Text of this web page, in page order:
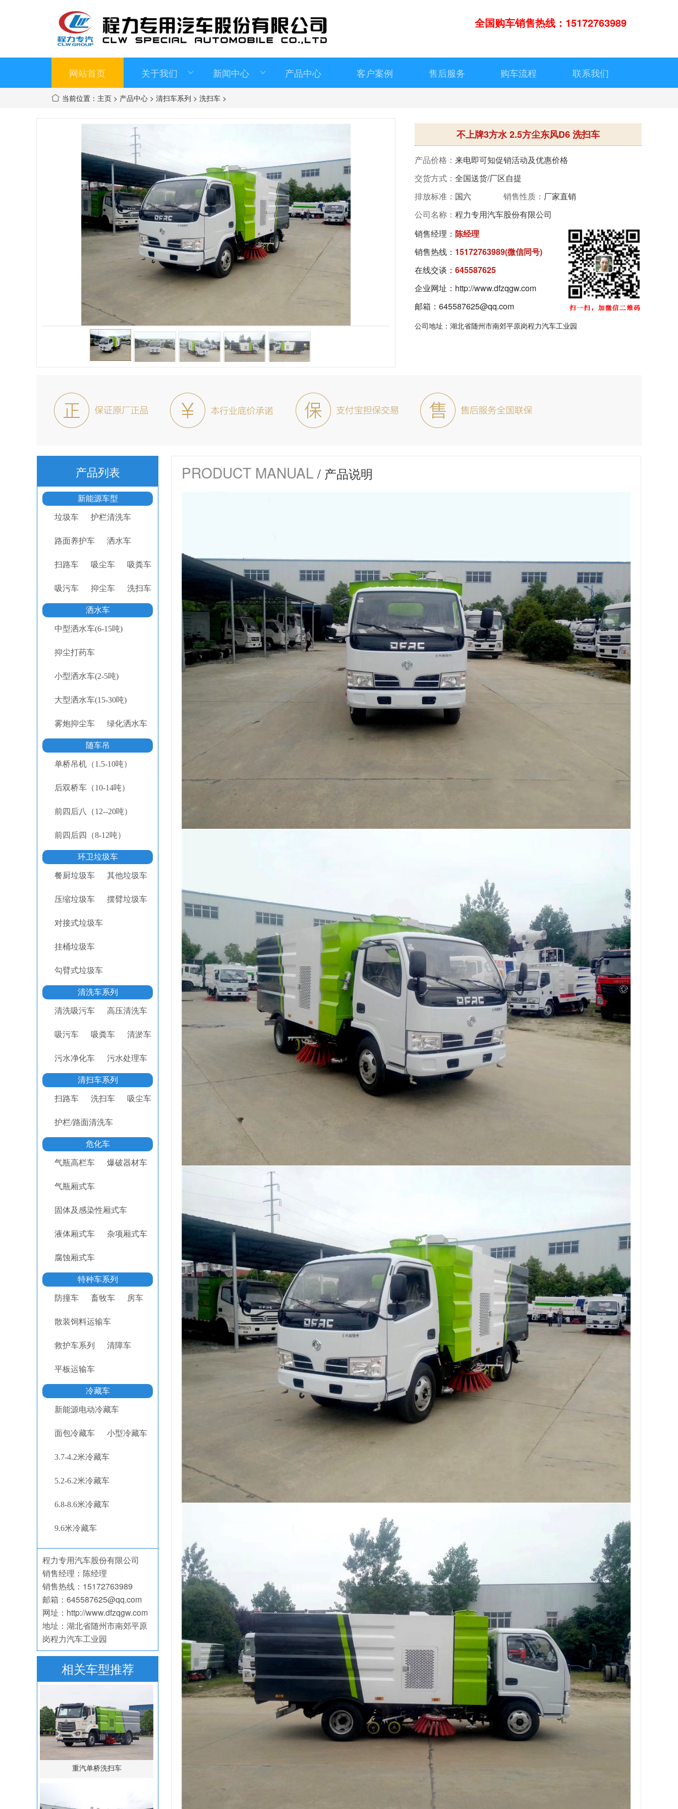
全国购车销售热线：15172763989
网站首页 关于我们 新闻中心 产品中心 客户案例 售后服务 购车流程 联系我们
当前位置： 主页 > 产品中心 > 清扫车系列 > 洗扫车 >
不上牌3方水 2.5方尘东风D6 洗扫车
产品价格： 来电即可知促销活动及优惠价格
交货方式： 全国送货/厂区自提
排放标准： 国六 销售性质： 厂家直销
公司名称： 程力专用汽车股份有限公司
销售经理： 陈经理
销售热线： 15172763989(微信同号)
在线交谈： 645587625
企业网址：http://www.dfzqgw.com
邮箱：645587625@qq.com
公司地址：湖北省随州市南郊平原岗程力汽车工业园
产品列表
新能源车型
垃圾车 护栏清洗车
路面养护车 洒水车
扫路车 吸尘车 吸粪车
吸污车 抑尘车 洗扫车
洒水车
中型洒水车(6-15吨)
抑尘打药车
小型洒水车(2-5吨)
大型洒水车(15-30吨)
雾炮抑尘车 绿化洒水车
随车吊
单桥吊机（1.5-10吨）
后双桥车（10-14吨）
前四后八（12--20吨）
前四后四（8-12吨）
环卫垃圾车
餐厨垃圾车 其他垃圾车
压缩垃圾车 摆臂垃圾车
对接式垃圾车
挂桶垃圾车
勾臂式垃圾车
清洗车系列
清洗吸污车 高压清洗车
吸污车 吸粪车 清淤车
污水净化车 污水处理车
清扫车系列
扫路车 洗扫车 吸尘车
护栏/路面清洗车
危化车
气瓶高栏车 爆破器材车
气瓶厢式车
固体及感染性厢式车
液体厢式车 杂项厢式车
腐蚀厢式车
特种车系列
防撞车 畜牧车 房车
散装饲料运输车
救护车系列 清障车
平板运输车
冷藏车
新能源电动冷藏车
面包冷藏车 小型冷藏车
3.7-4.2米冷藏车
5.2-6.2米冷藏车
6.8-8.6米冷藏车
9.6米冷藏车
联系方式
程力专用汽车股份有限公司
销售经理：陈经理
销售热线：15172763989
邮箱：645587625@qq.com
网址：http://www.dfzqgw.com
地址：湖北省随州市南郊平原
岗程力汽车工业园
相关车型推荐
重汽单桥洗扫车
PRODUCT MANUAL / 产品说明